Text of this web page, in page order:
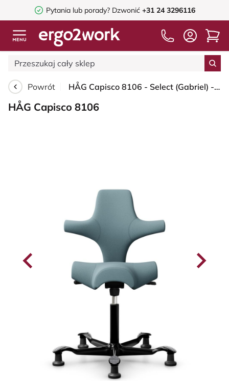
Pytania lub porady? Dzwonić +31 24 3296116
Powrót HÅG Capisco 8106 - Select (Gabriel) - Wełna / Poliamid - SC67098 - Glacier blue - Black - 265 mm (seat height 53-79cm) - Glides
HÅG Capisco 8106